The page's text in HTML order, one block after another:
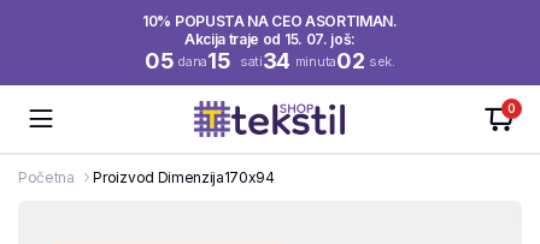
10% POPUSTA NA CEO ASORTIMAN.
Akcija traje od 15. 07. još:
05 dana15 sati34 minuta02 sek.
0
Početna Proizvod Dimenzija170x94